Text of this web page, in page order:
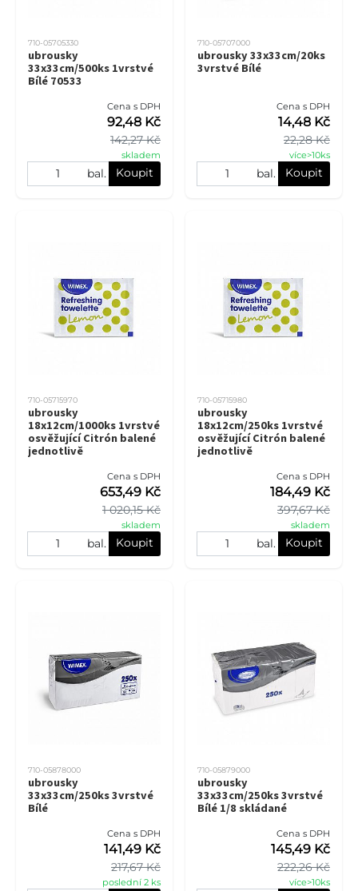
710-05705330
ubrousky
33x33cm/500ks 1vrstvé
Bílé 70533
Cena s DPH
142,27 Kč
92,48 Kč
skladem
bal. Koupit
710-05707000
ubrousky 33x33cm/20ks
3vrstvé Bílé
Cena s DPH
22,28 Kč
14,48 Kč
více>10ks
bal. Koupit
710-05715970
ubrousky
18x12cm/1000ks 1vrstvé
osvěžující Citrón balené
jednotlivě
Cena s DPH
1 020,15 Kč
653,49 Kč
skladem
bal. Koupit
710-05715980
ubrousky
18x12cm/250ks 1vrstvé
osvěžující Citrón balené
jednotlivě
Cena s DPH
397,67 Kč
184,49 Kč
skladem
bal. Koupit
710-05878000
ubrousky
33x33cm/250ks 3vrstvé
Bílé
Cena s DPH
217,67 Kč
141,49 Kč
poslední 2 ks
710-05879000
ubrousky
33x33cm/250ks 3vrstvé
Bílé 1/8 skládané
Cena s DPH
222,26 Kč
145,49 Kč
více>10ks